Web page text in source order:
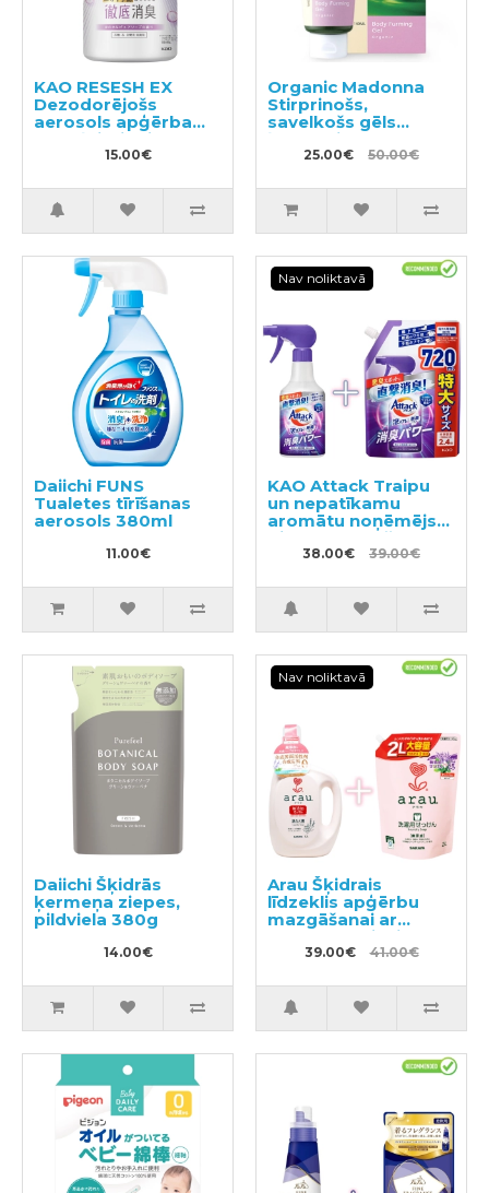
KAO RESESH EX
Dezodorējošs
aerosols apģērbam
un veļai, ziepju
aromāts 370ml
15.00€
Organic Madonna
Stirprinošs,
savelkošs gēls
ķermenim 140ml
25.00€ 50.00€
Daiichi FUNS
Tualetes tīrīšanas
aerosols 380ml
11.00€
Nav noliktavā
KAO Attack Traipu
un nepatīkamu
aromātu noņēmējs
pirms mazgāšanas
300ml + pildviela
38.00€ 39.00€
Daiichi Šķidrās
ķermeņa ziepes,
pildviela 380g
14.00€
Nav noliktavā
Arau Šķidrais
līdzeklis apģērbu
mazgāšanai ar
sastāvam pievienoto
lavandas un
ekstraktu 1200ml +
pildviela 2000ml
39.00€ 41.00€